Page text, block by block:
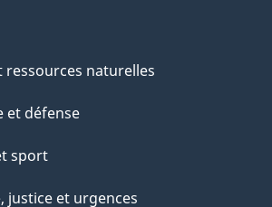
ressources naturelles
et défense
sport
justice et urgences